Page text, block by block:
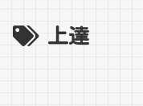
上達